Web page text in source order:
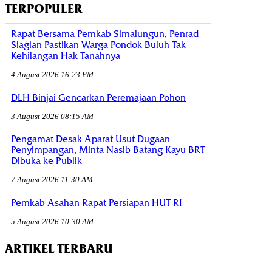
TERPOPULER
Rapat Bersama Pemkab Simalungun, Penrad
Siagian Pastikan Warga Pondok Buluh Tak
Kehilangan Hak Tanahnya
4 August 2026 16:23 PM
DLH Binjai Gencarkan Peremajaan Pohon
3 August 2026 08:15 AM
Pengamat Desak Aparat Usut Dugaan
Penyimpangan, Minta Nasib Batang Kayu BRT
Dibuka ke Publik
7 August 2026 11:30 AM
Pemkab Asahan Rapat Persiapan HUT RI
5 August 2026 10:30 AM
ARTIKEL TERBARU